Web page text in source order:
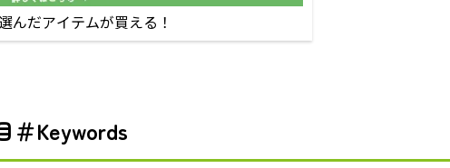
んだアイテムが買える！
＃Keywords